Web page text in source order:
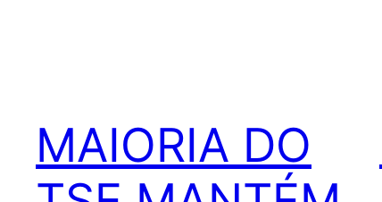
MAIORIA DO